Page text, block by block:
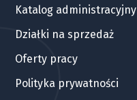
Katalog administracyjny
Działki na sprzedaż
Oferty pracy
Polityka prywatności